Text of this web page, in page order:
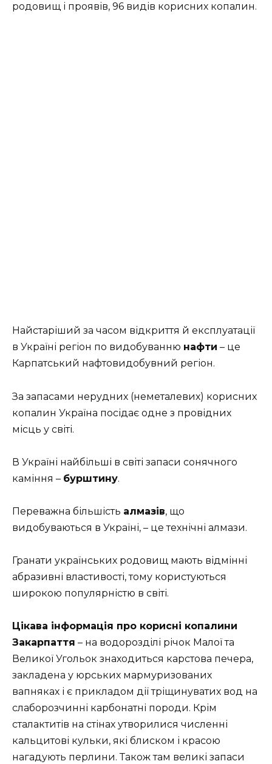
родовищ і проявів, 96 видів корисних копалин.
Найстаріший за часом відкриття й експлуатації
в Україні регіон по видобуванню нафти – це
Карпатський нафтовидобувний регіон.
За запасами нерудних (неметалевих) корисних
копалин Україна посідає одне з провідних
місць у світі.
В Україні найбільші в світі запаси сонячного
каміння – бурштину.
Переважна більшість алмазів, що
видобуваються в Україні, – це технічні алмази.
Гранати українських родовищ мають відмінні
абразивні властивості, тому користуються
широкою популярністю в світі.
Цікава інформація про корисні копалини
Закарпаття – на водорозділі річок Малої та
Великої Угольок знаходиться карстова печера,
закладена у юрських мармуризованих
вапняках і є прикладом дії тріщинуватих вод на
слаборозчинні карбонатні породи. Крім
сталактитів на стінах утворилися численні
кальцитові кульки, які блиском і красою
нагадують перлини. Також там великі запаси